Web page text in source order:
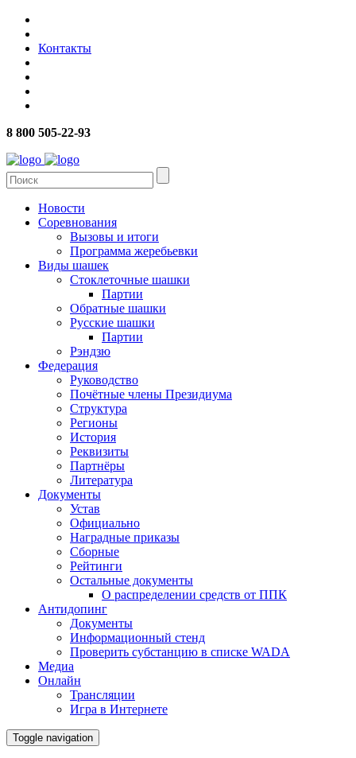
Контакты
8 800 505-22-93
Новости
Соревнования
Вызовы и итоги
Программа жеребьевки
Виды шашек
Стоклеточные шашки
Партии
Обратные шашки
Русские шашки
Партии
Рэндзю
Федерация
Руководство
Почётные члены Президиума
Структура
Регионы
История
Реквизиты
Партнёры
Литература
Документы
Устав
Официально
Наградные приказы
Сборные
Рейтинги
Остальные документы
О распределении средств от ППК
Антидопинг
Документы
Информационный стенд
Проверить субстанцию в списке WADA
Медиа
Онлайн
Трансляции
Игра в Интернете
Toggle navigation